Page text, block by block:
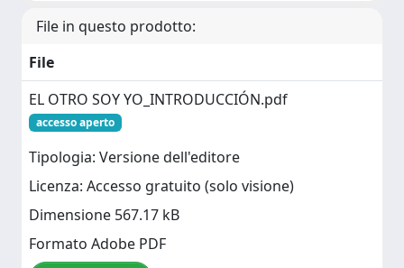
File in questo prodotto:
File
EL OTRO SOY YO_INTRODUCCIÓN.pdf
accesso aperto
Tipologia: Versione dell'editore
Licenza: Accesso gratuito (solo visione)
Dimensione 567.17 kB
Formato Adobe PDF